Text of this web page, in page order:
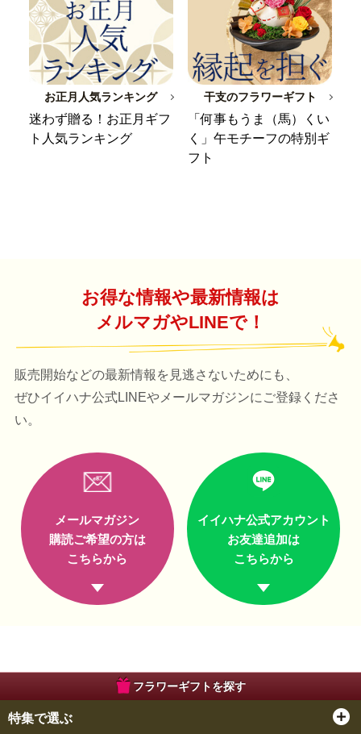
お正月人気ランキング
迷わず贈る！お正月ギフ
ト人気ランキング
干支のフラワーギフト
「何事もうま（馬）くい
く」午モチーフの特別ギ
フト
お得な情報や最新情報は
メルマガやLINEで！
販売開始などの最新情報を見逃さないためにも、
ぜひイイハナ公式LINEやメールマガジンにご登録くださ
い。
メールマガジン
購読ご希望の方は
こちらから
イイハナ公式アカウント
お友達追加は
こちらから
フラワーギフトを探す
特集で選ぶ